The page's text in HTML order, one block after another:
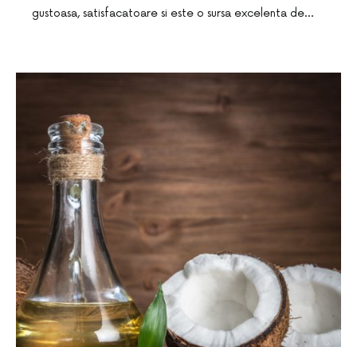
gustoasa, satisfacatoare si este o sursa excelenta de…